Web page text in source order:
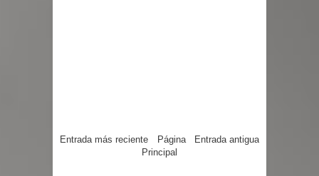
Entrada más reciente Entrada antigua
Página
Principal